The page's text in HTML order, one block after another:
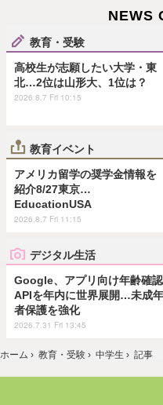
NEWS
教育・受験
高校生が志願したい大学・東
北…2位は山形大、1位は？
2026.8.7 Fri 10:15
教育イベント
アメリカ留学の奨学金情報を
紹介8/27東京…
EducationUSA
2026.8.7 Fri 11:15
デジタル生活
Google、アプリ向け年齢確認
APIを年内に世界展開…未成年
者保護を強化
2026.7.31 Fri 13:45
ホーム › 教育・受験 › 中学生 › 記事